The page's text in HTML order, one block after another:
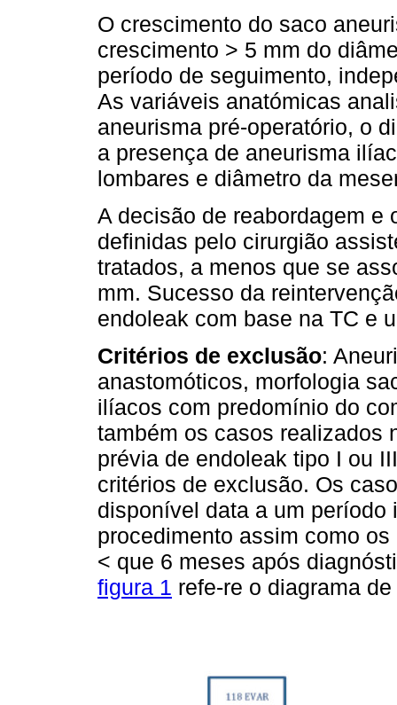
O crescimento do saco
crescimento > 5 mm do
período de seguimento,
As variáveis anatómicas
aneurisma pré-operatório, o
a presença de aneurisma
lombares e diâmetro da
A decisão de reabordagem e
definidas pelo cirurgião
tratados, a menos que se
mm. Sucesso da
endoleak com base na TC e
Critérios de exclusão:
anastomóticos, morfologia
ilíacos com predomínio do
também os casos realizados
prévia de endoleak tipo I ou
critérios de exclusão. Os
disponível data a um período
procedimento assim como
< que 6 meses após
figura 1 refe-re o diagrama